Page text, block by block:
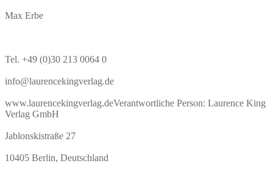
Max Erbe
Tel. +49 (0)30 213 0064 0
info@laurencekingverlag.de
www.laurencekingverlag.deVerantwortliche Person: Laurence King
Verlag GmbH
Jablonskistraße 27
10405 Berlin, Deutschland